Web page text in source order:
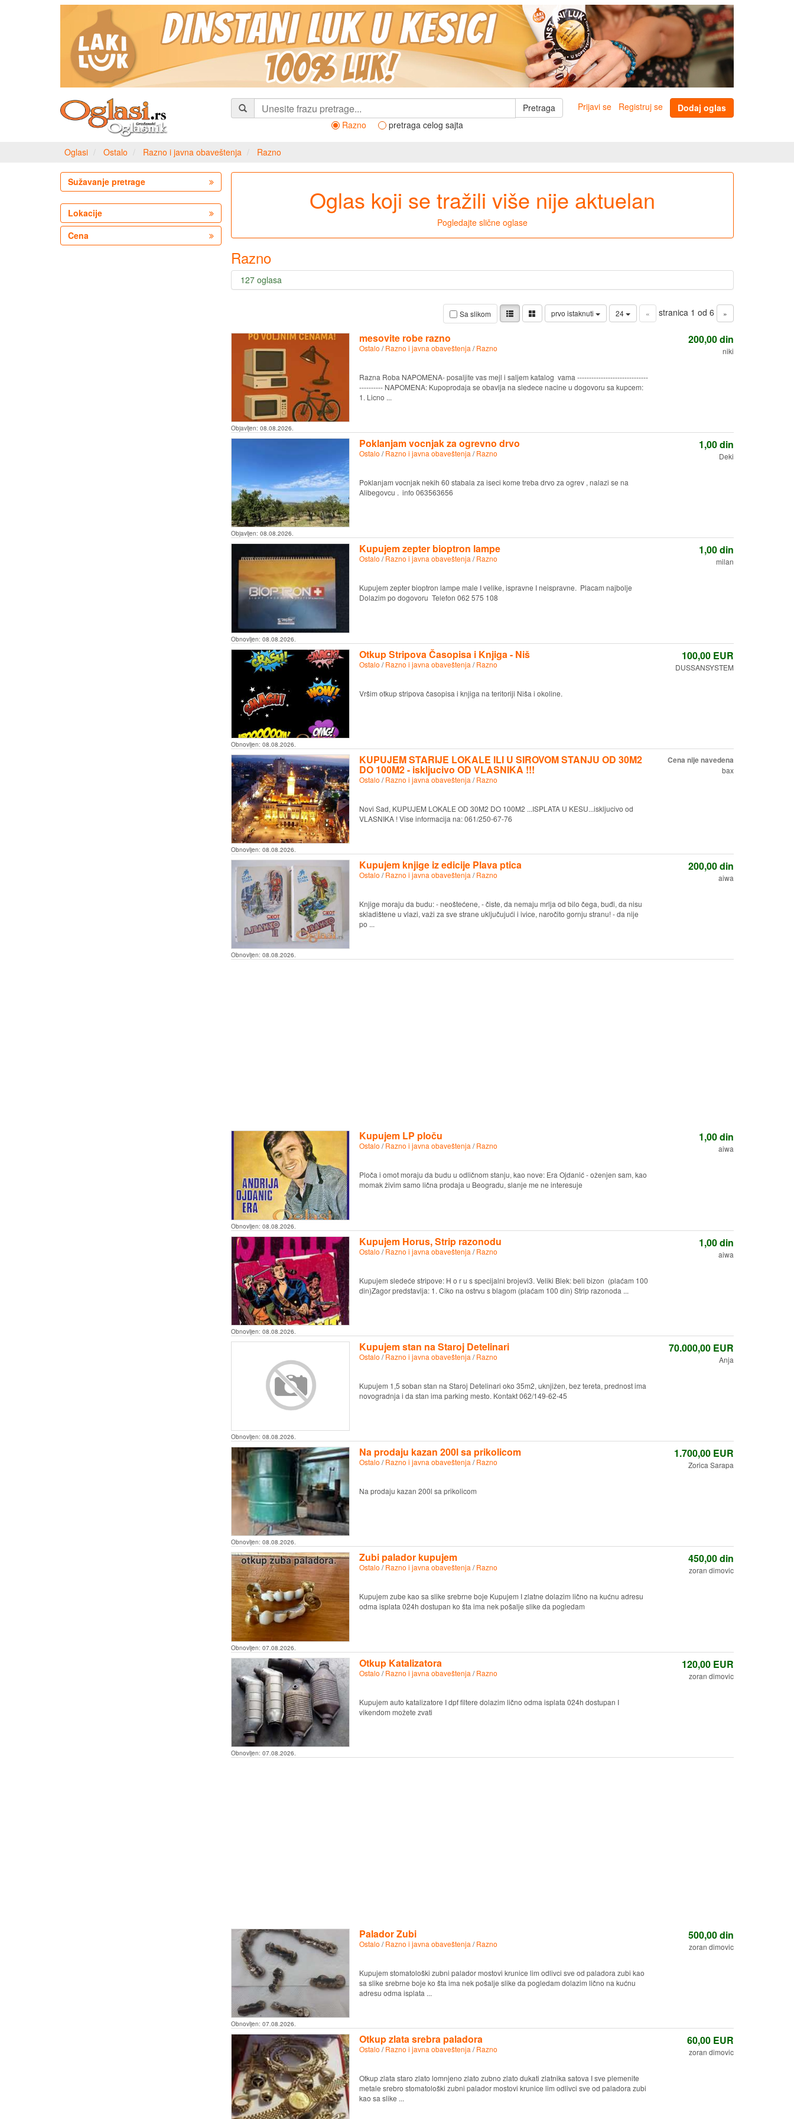
Pretraga
Razno
pretraga celog sajta
Prijavi se Registruj se Dodaj oglas
Oglasi Ostalo Razno i javna obaveštenja Razno
Sužavanje pretrage
Lokacije
Cena
Oglas koji se tražili više nije aktuelan
Pogledajte slične oglase
Razno
127 oglasa
Sa slikom prvo istaknuti 24 « stranica 1 od 6 »
Objavljen: 08.08.2026.
mesovite robe razno
Ostalo /Razno i javna obaveštenja /Razno
Razna Roba NAPOMENA- posaljite vas mejl i saljem katalog vama ------------------------------
---------- NAPOMENA: Kupoprodaja se obavlja na sledece nacine u dogovoru sa kupcem:
1. Licno ...
200,00din
niki
Objavljen: 08.08.2026.
Poklanjam vocnjak za ogrevno drvo
Ostalo /Razno i javna obaveštenja /Razno
Poklanjam vocnjak nekih 60 stabala za iseci kome treba drvo za ogrev , nalazi se na
Alibegovcu . info 063563656
1,00din
Deki
Obnovljen: 08.08.2026.
Kupujem zepter bioptron lampe
Ostalo /Razno i javna obaveštenja /Razno
Kupujem zepter bioptron lampe male I velike, ispravne I neispravne. Placam najbolje
Dolazim po dogovoru Telefon 062 575 108
1,00din
milan
Obnovljen: 08.08.2026.
Otkup Stripova Časopisa i Knjiga - Niš
Ostalo /Razno i javna obaveštenja /Razno
Vršim otkup stripova časopisa i knjiga na teritoriji Niša i okoline.
100,00EUR
DUSSANSYSTEM
Obnovljen: 08.08.2026.
KUPUJEM STARIJE LOKALE ILI U SIROVOM STANJU OD 30M2
DO 100M2 - iskljucivo OD VLASNIKA !!!
Ostalo /Razno i javna obaveštenja /Razno
Novi Sad, KUPUJEM LOKALE OD 30M2 DO 100M2 ...ISPLATA U KESU...iskljucivo od
VLASNIKA ! Vise informacija na: 061/250-67-76
Cena nije navedena
bax
Obnovljen: 08.08.2026.
Kupujem knjige iz edicije Plava ptica
Ostalo /Razno i javna obaveštenja /Razno
Knjige moraju da budu: - neoštećene, - čiste, da nemaju mrlja od bilo čega, buđi, da nisu
skladištene u vlazi, važi za sve strane uključujući i ivice, naročito gornju stranu! - da nije
po ...
200,00din
aiwa
Obnovljen: 08.08.2026.
Kupujem LP ploču
Ostalo /Razno i javna obaveštenja /Razno
Ploča i omot moraju da budu u odličnom stanju, kao nove: Era Ojdanić - oženjen sam, kao
momak živim samo lična prodaja u Beogradu, slanje me ne interesuje
1,00din
aiwa
Obnovljen: 08.08.2026.
Kupujem Horus, Strip razonodu
Ostalo /Razno i javna obaveštenja /Razno
Kupujem sledeće stripove: H o r u s specijalni brojevi3. Veliki Blek: beli bizon (plaćam 100
din)Zagor predstavlja: 1. Ciko na ostrvu s blagom (plaćam 100 din) Strip razonoda ...
1,00din
aiwa
Obnovljen: 08.08.2026.
Kupujem stan na Staroj Detelinari
Ostalo /Razno i javna obaveštenja /Razno
Kupujem 1,5 soban stan na Staroj Detelinari oko 35m2, uknjižen, bez tereta, prednost ima
novogradnja i da stan ima parking mesto. Kontakt 062/149-62-45
70.000,00EUR
Anja
Obnovljen: 08.08.2026.
Na prodaju kazan 200l sa prikolicom
Ostalo /Razno i javna obaveštenja /Razno
Na prodaju kazan 200l sa prikolicom
1.700,00EUR
Zorica Sarapa
Obnovljen: 07.08.2026.
Zubi palador kupujem
Ostalo /Razno i javna obaveštenja /Razno
Kupujem zube kao sa slike srebrne boje Kupujem I zlatne dolazim lično na kućnu adresu
odma isplata 024h dostupan ko šta ima nek pošalje slike da pogledam
450,00din
zoran dimovic
Obnovljen: 07.08.2026.
Otkup Katalizatora
Ostalo /Razno i javna obaveštenja /Razno
Kupujem auto katalizatore I dpf filtere dolazim lično odma isplata 024h dostupan I
vikendom možete zvati
120,00EUR
zoran dimovic
Obnovljen: 07.08.2026.
Palador Zubi
Ostalo /Razno i javna obaveštenja /Razno
Kupujem stomatološki zubni palador mostovi krunice lim odlivci sve od paladora zubi kao
sa slike srebrne boje ko šta ima nek pošalje slike da pogledam dolazim lično na kućnu
adresu odma isplata ...
500,00din
zoran dimovic
Otkup zlata srebra paladora
Ostalo /Razno i javna obaveštenja /Razno
Otkup zlata staro zlato lomnjeno zlato zubno zlato dukati zlatnika satova I sve plemenite
metale srebro stomatološki zubni palador mostovi krunice lim odlivci sve od paladora zubi
kao sa slike ...
60,00EUR
zoran dimovic